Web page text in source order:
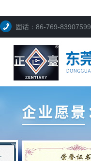
固话：86-769-83907599